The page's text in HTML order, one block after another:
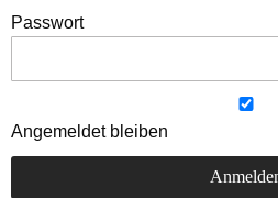
Passwort
Angemeldet bleiben